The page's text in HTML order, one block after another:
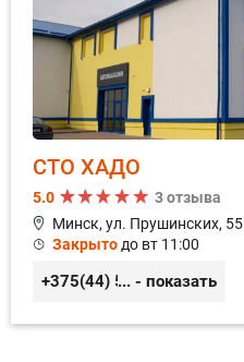
СТО ХАДО
5.0
3 отзыва
Минск, ул. Прушинских, 55
Закрыто до вт 11:00
+375(44) 559-27-77
... - показать